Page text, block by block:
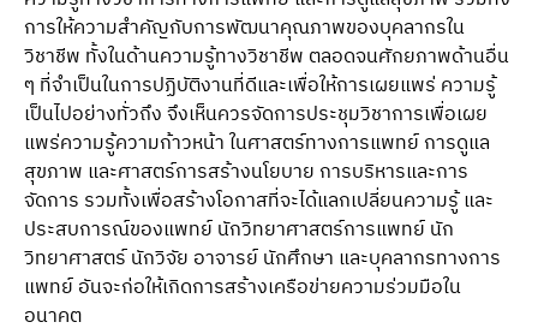
การให้ความสําคัญกับการพัฒนาคุณภาพของบุคลากรใน
วิชาชีพ ทั้งในด้านความรู้ทางวิชาชีพ ตลอดจนศักยภาพด้านอื่น
ๆ ที่จําเป็นในการปฏิบัติงานที่ดีและเพื่อให้การเผยแพร่ ความรู้
เป็นไปอย่างทั่วถึง จึงเห็นควรจัดการประชุมวิชาการเพื่อเผย
แพร่ความรู้ความก้าวหน้า ในศาสตร์ทางการแพทย์ การดูแล
สุขภาพ และศาสตร์การสร้างนโยบาย การบริหารและการ
จัดการ รวมทั้งเพื่อสร้างโอกาสที่จะได้แลกเปลี่ยนความรู้ และ
ประสบการณ์ของแพทย์ นักวิทยาศาสตร์การแพทย์ นัก
วิทยาศาสตร์ นักวิจัย อาจารย์ นักศึกษา และบุคลากรทางการ
แพทย์ อันจะก่อให้เกิดการสร้างเครือข่ายความร่วมมือใน
อนาคต